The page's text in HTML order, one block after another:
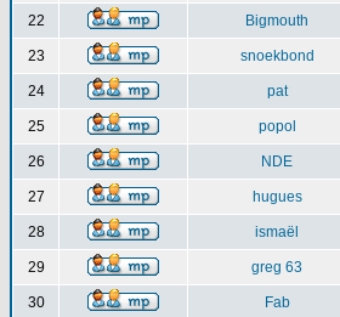
22 Bigmouth
23 snoekbond
24 pat
25 popol
26 NDE
27 hugues
28 ismaël
29 greg 63
30 Fab